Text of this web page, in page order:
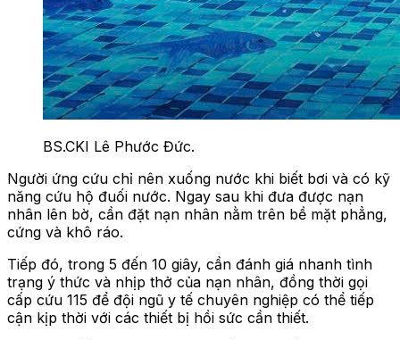
BS.CKI Lê Phước Đức.
Người ứng cứu chỉ nên xuống nước khi biết bơi và có kỹ
năng cứu hộ đuối nước. Ngay sau khi đưa được nạn
nhân lên bờ, cần đặt nạn nhân nằm trên bề mặt phẳng,
cứng và khô ráo.
Tiếp đó, trong 5 đến 10 giây, cần đánh giá nhanh tình
trạng ý thức và nhịp thở của nạn nhân, đồng thời gọi
cấp cứu 115 để đội ngũ y tế chuyên nghiệp có thể tiếp
cận kịp thời với các thiết bị hồi sức cần thiết.